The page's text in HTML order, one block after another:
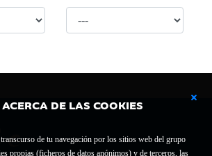
DE LAS COOKIES
de tu navegación por los sitios web del grupo
propias (ficheros de datos anónimos) y de terceros, las